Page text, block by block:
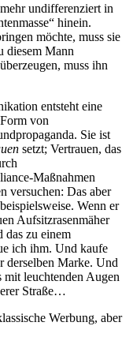
undifferenziert in
hinein.
möchte, muss sie
diesem Mann
muss ihn
entsteht eine
von
Sie ist
setzt; Vertrauen, das
Maßnahmen
versuchen: Das aber
Wenn er
Aufsitzrasenmäher
das zu einem
ich ihm. Und kaufe
derselben Marke. Und
leuchtenden Augen
Straße…
Werbung, aber